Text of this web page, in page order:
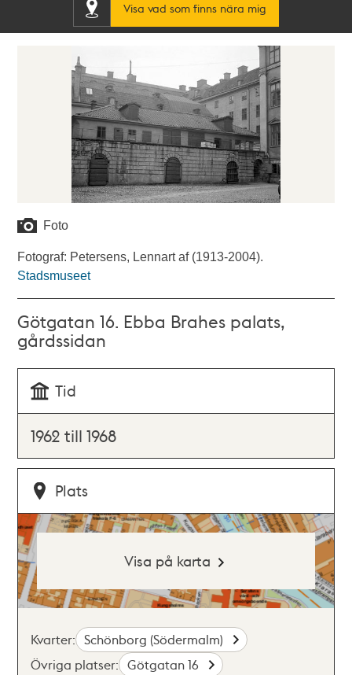
Visa vad som finns nära mig
Foto
Fotograf: Petersens, Lennart af (1913-2004).
Stadsmuseet
Götgatan 16. Ebba Brahes palats,
gårdssidan
Tid
1962 till 1968
Plats
Visa på karta
Kvarter: Schönborg (Södermalm)
Övriga platser: Götgatan 16